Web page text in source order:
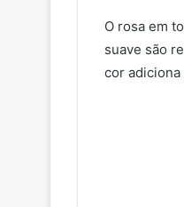
O rosa em
suave são
cor